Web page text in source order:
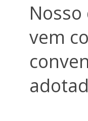
vem